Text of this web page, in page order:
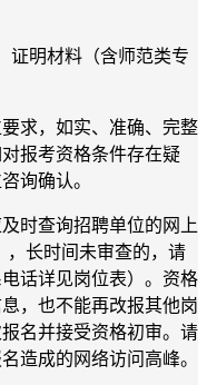
证明材料（含师范类专
求，如实、准确、完整
报考资格条件存在疑
询确认。
时查询招聘单位的网上
，长时间未审查的，请
话详见岗位表）。资格
，也不能再改报其他岗
名并接受资格初审。请
造成的网络访问高峰。